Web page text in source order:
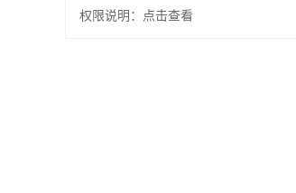
权限说明： 点击查看